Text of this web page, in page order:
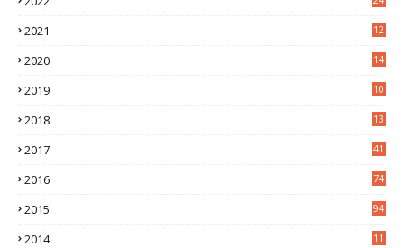
2021
12
2020
14
2019
10
2018
13
2017 41
2016 74
2015 94
2014
11